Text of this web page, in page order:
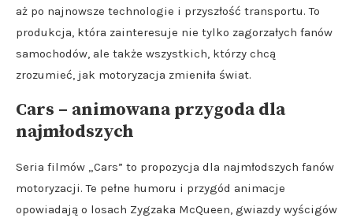
aż po najnowsze technologie i przyszłość transportu. To
produkcja, która zainteresuje nie tylko zagorzałych fanów
samochodów, ale także wszystkich, którzy chcą
zrozumieć, jak motoryzacja zmieniła świat.
Cars – animowana przygoda dla
najmłodszych
Seria filmów „Cars” to propozycja dla najmłodszych fanów
motoryzacji. Te pełne humoru i przygód animacje
opowiadają o losach Zygzaka McQueen, gwiazdy wyścigów